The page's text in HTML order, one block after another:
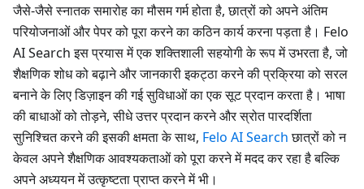
जैसे-जैसे स्नातक समारोह का मौसम गर्म होता है, छात्रों को अपने अंतिम
परियोजनाओं और पेपर को पूरा करने का कठिन कार्य करना पड़ता है। Felo
AI Search इस प्रयास में एक शक्तिशाली सहयोगी के रूप में उभरता है, जो
शैक्षणिक शोध को बढ़ाने और जानकारी इकट्ठा करने की प्रक्रिया को सरल
बनाने के लिए डिज़ाइन की गई सुविधाओं का एक सूट प्रदान करता है। भाषा
की बाधाओं को तोड़ने, सीधे उत्तर प्रदान करने और स्रोत पारदर्शिता
सुनिश्चित करने की इसकी क्षमता के साथ, Felo AI Searchछात्रों को न
केवल अपने शैक्षणिक आवश्यकताओं को पूरा करने में मदद कर रहा है बल्कि
अपने अध्ययन में उत्कृष्टता प्राप्त करने में भी।